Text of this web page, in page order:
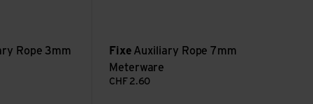
Rope 3mm
Fixe Auxiliary Rope 7mm
Meterware
CHF 2.60